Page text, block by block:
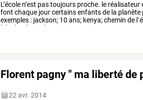
L’école n’est pastoujours proche. le réalisateur
font chaque jourcertainsenfantsde la planète
exemples : jackson; 10 ans; kenya;chemin de
l`école:
4km 1h 15min
Florent pagny " ma liberté de
22 avr. 2014